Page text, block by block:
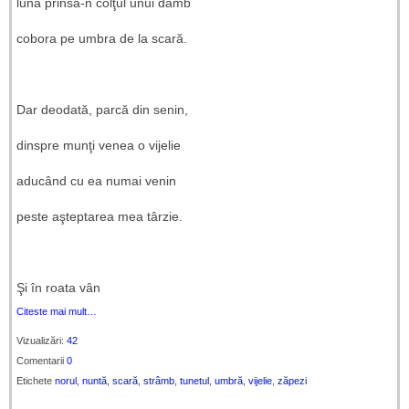
luna prinsă-n colţul unui dâmb
cobora pe umbra de la scară.
Dar deodată, parcă din senin,
dinspre munţi venea o vijelie
aducând cu ea numai venin
peste aşteptarea mea târzie.
Şi în roata vân
Citeste mai mult…
Vizualizări: 42
Comentarii 0
Etichete norul nuntă scară strâmb tunetul umbră vijelie zăpezi